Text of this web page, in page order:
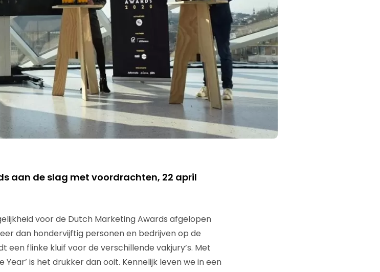
aan de slag met voordrachten, 22 april
voor de Dutch Marketing Awards afgelopen
dan hondervijftig personen en bedrijven op de
een flinke kluif voor de verschillende vakjury’s. Met
is het drukker dan ooit. Kennelijk leven we in een